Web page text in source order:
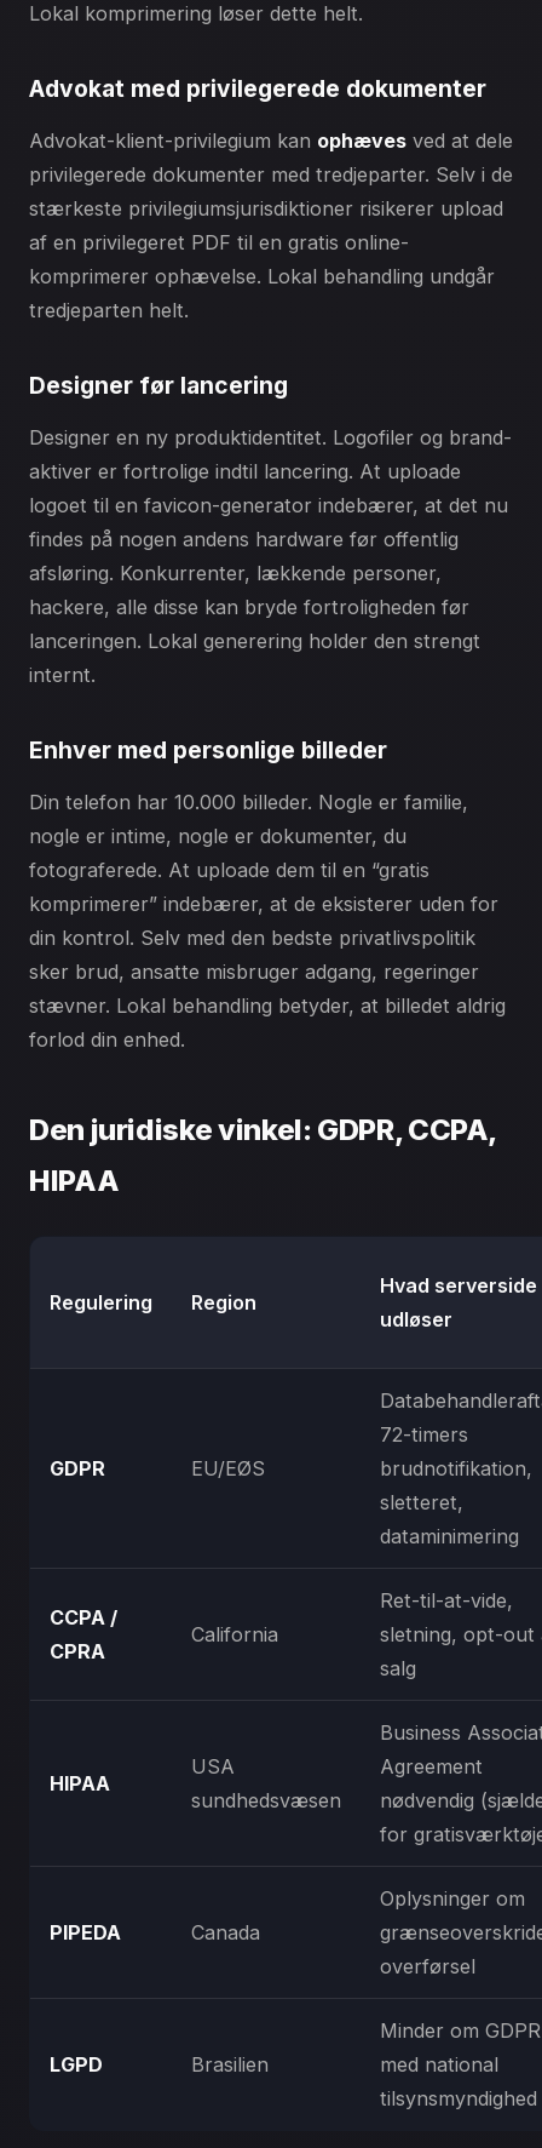
Lokal komprimering løser dette helt.
Advokat med privilegerede dokumenter
Advokat-klient-privilegium kan ophæves ved at dele
privilegerede dokumenter med tredjeparter. Selv i de
stærkeste privilegiumsjurisdiktioner risikerer upload
af en privilegeret PDF til en gratis online-
komprimerer ophævelse. Lokal behandling undgår
tredjeparten helt.
Designer før lancering
Designer en ny produktidentitet. Logofiler og brand-
aktiver er fortrolige indtil lancering. At uploade
logoet til en favicon-generator indebærer, at det nu
findes på nogen andens hardware før offentlig
afsløring. Konkurrenter, lækkende personer,
hackere, alle disse kan bryde fortroligheden før
lanceringen. Lokal generering holder den strengt
internt.
Enhver med personlige billeder
Din telefon har 10.000 billeder. Nogle er familie,
nogle er intime, nogle er dokumenter, du
fotograferede. At uploade dem til en “gratis
komprimerer” indebærer, at de eksisterer uden for
din kontrol. Selv med den bedste privatlivspolitik
sker brud, ansatte misbruger adgang, regeringer
stævner. Lokal behandling betyder, at billedet aldrig
forlod din enhed.
Den juridiske vinkel: GDPR, CCPA,
HIPAA
Regulering Region
Hvad serverside
udløser
GDPR EU/EØS
72-timers
brudnotifikation,
sletteret,
dataminimering
CCPA /
CPRA
California
Ret-til-at-vide,
sletning, opt-out
salg
HIPAA
USA
sundhedsvæsen
Business
Agreement
nødvendig
for
PIPEDA Canada
Oplysninger om
overførsel
LGPD Brasilien
Minder om
med national
tilsynsmyndighed